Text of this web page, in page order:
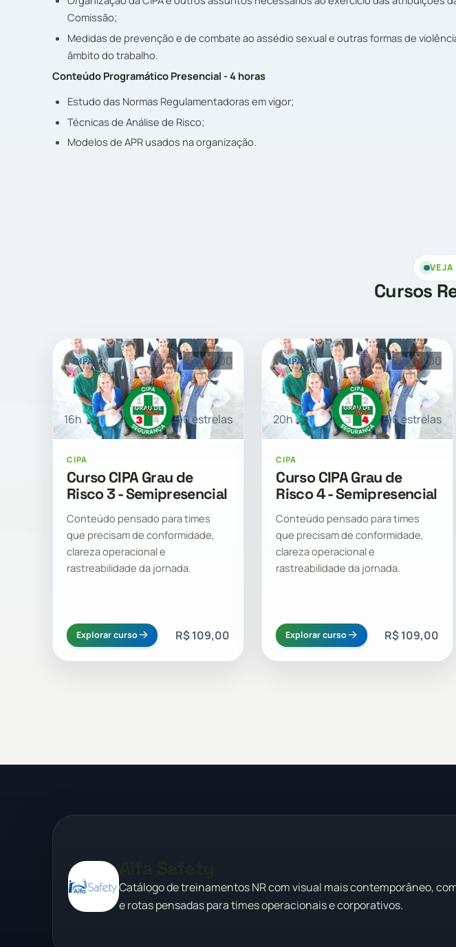
Comissão;
Medidas de prevenção e de combate ao assédio sexual e outras formas de
âmbito do trabalho.
Conteúdo Programático Presencial - 4 horas
Estudo das Normas Regulamentadoras em vigor;
Técnicas de Análise de Risco;
Modelos de APR usados na organização.
Cursos
CIPA R$ 109,00
16h 5.0 estrelas
CIPA
Curso CIPA Grau de
Risco 3 - Semipresencial
Conteúdo pensado para times
que precisam de conformidade,
clareza operacional e
rastreabilidade da jornada.
Explorar curso R$ 109,00
CIPA R$ 109,00
20h 5.0 estrelas
CIPA
Curso CIPA Grau de
Risco 4 - Semipresencial
Conteúdo pensado para times
que precisam de conformidade,
clareza operacional e
rastreabilidade da jornada.
Explorar curso R$ 109,00
Alfa Safety
Catálogo de treinamentos NR com visual mais contemporâneo,
e rotas pensadas para times operacionais e corporativos.